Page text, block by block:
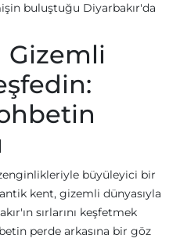
buluştuğu Diyarbakır'da
Gizemli
büyüleyici bir
kent, gizemli dünyasıyla
sırlarını keşfetmek
perde arkasına bir göz